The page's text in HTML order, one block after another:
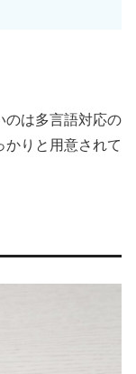
のは多言語対応の
かりと用意されて